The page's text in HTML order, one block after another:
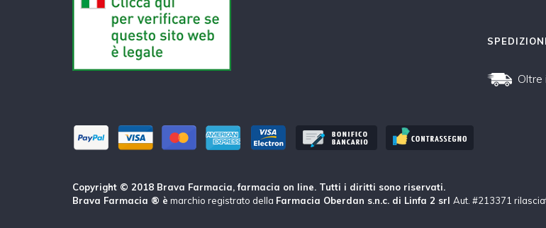
Oltre
Copyright © 2018 Brava Farmacia, farmacia on line. Tutti i diritti sono riservati.
Brava Farmacia ® è marchio registrato della Farmacia Oberdan s.n.c. di Linfa 2 srl Aut. #213371